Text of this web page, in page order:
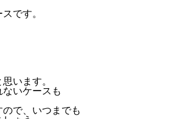
です。
います。
いケースも
で、いつまでも